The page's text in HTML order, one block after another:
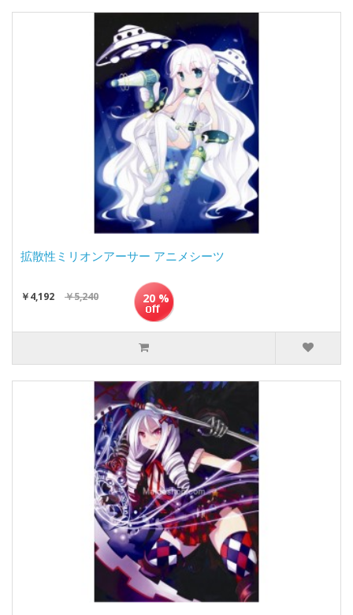
拡散性ミリオンアーサー アニメシーツ
￥4,192 ￥5,240 20 %